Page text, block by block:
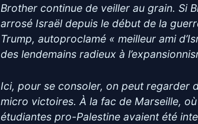
Brother continue de veiller au grain. Si
arrosé Israël depuis le début de la
Trump, autoproclamé « meilleur ami
des lendemains radieux à
Ici, pour se consoler, on peut regarder
micro victoires. À la fac de Marseille,
étudiantes pro-Palestine avaient été